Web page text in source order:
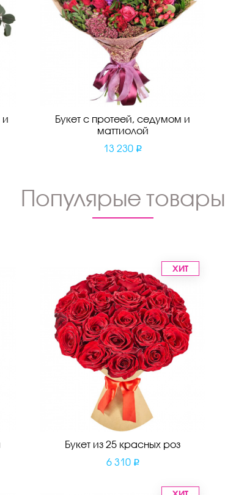
и
Букет с протеей, седумом и
маттиолой
13 230
Популярые товары
ХИТ
Букет из 25 красных роз
6 310